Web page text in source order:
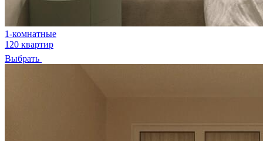
1-комнатные
120 квартир
Выбрать